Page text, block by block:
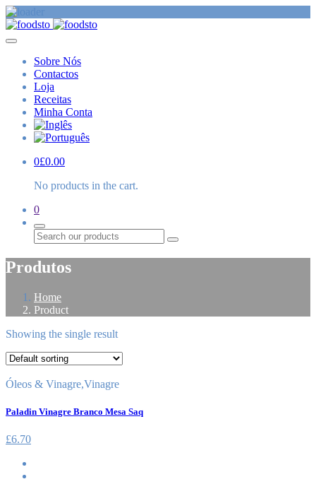
Sobre Nós
Contactos
Loja
Receitas
Minha Conta
0£0.00
No products in the cart.
0
Procurar
Produtos
Home
Product
Showing the single result
Óleos & Vinagre,Vinagre
Paladin Vinagre Branco Mesa Saq
£6.70